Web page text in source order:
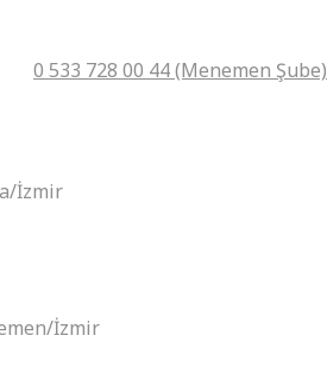
0 533 728 00 44 (Menemen Şube)
İzmir
İzmir